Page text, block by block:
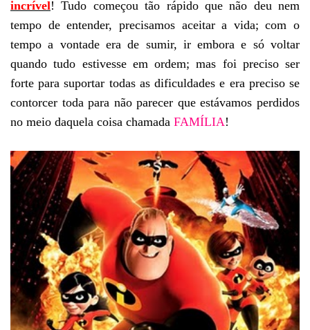
incrível! Tudo começou tão rápido que não deu nem
tempo de entender, precisamos aceitar a vida; com o
tempo a vontade era de sumir, ir embora e só voltar
quando tudo estivesse em ordem; mas foi preciso ser
forte para suportar todas as dificuldades e era preciso se
contorcer toda para não parecer que estávamos perdidos
no meio daquela coisa chamada FAMÍLIA!